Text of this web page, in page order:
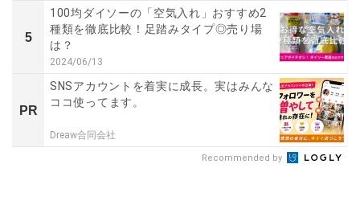
5
100均ダイソーの「空気入れ」おすすめ2
種類を徹底比較！足踏みタイプ◎売り場
は？
2024/06/13
PR
SNSアカウントを着実に成長。実はみんな
ココ使ってます。
Dreaw合同会社
Recommended by